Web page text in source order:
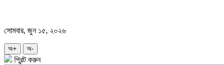
সোমবার, জুন ১৫, ২০২৬
অ+ অ-
প্রিন্ট করুন